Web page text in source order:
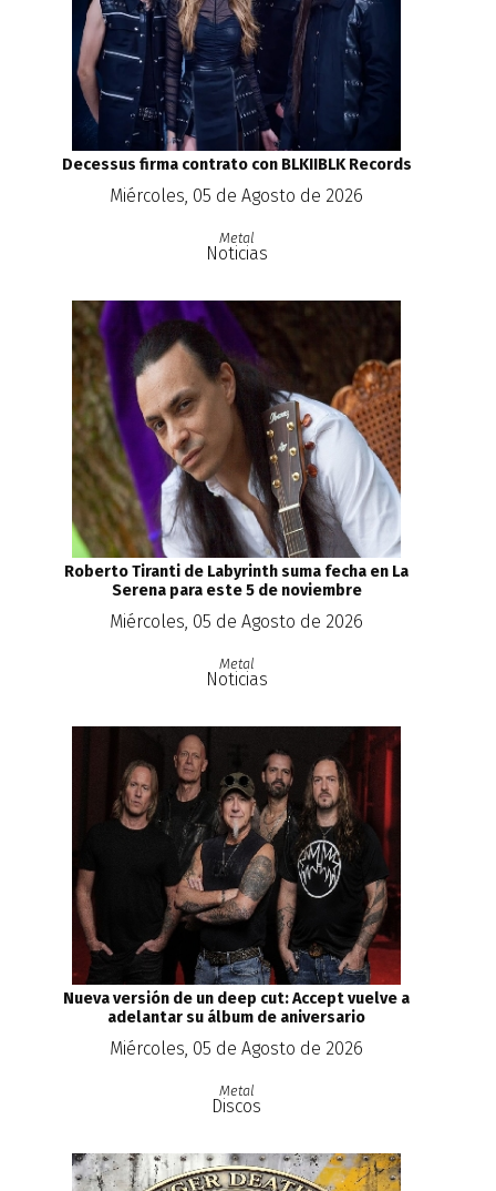
Decessus firma contrato con BLKIIBLK Records
Miércoles, 05 de Agosto de 2026
Metal
Noticias
Roberto Tiranti de Labyrinth suma fecha en La
Serena para este 5 de noviembre
Miércoles, 05 de Agosto de 2026
Metal
Noticias
Nueva versión de un deep cut: Accept vuelve a
adelantar su álbum de aniversario
Miércoles, 05 de Agosto de 2026
Metal
Discos